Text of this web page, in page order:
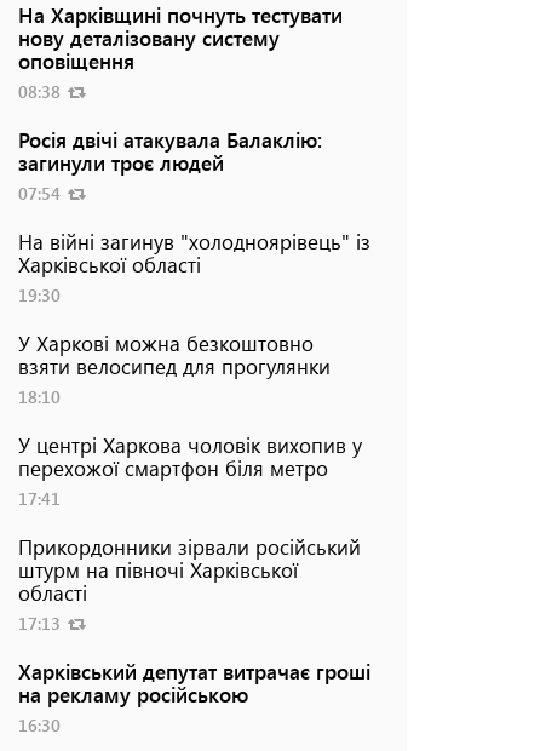
На Харківщині почнуть тестувати
нову деталізовану систему
оповіщення
08:38
Росія двічі атакувала Балаклію:
загинули троє людей
07:54
На війні загинув "холодноярівець" із
Харківської області
19:30
У Харкові можна безкоштовно
взяти велосипед для прогулянки
18:10
У центрі Харкова чоловік вихопив у
перехожої смартфон біля метро
17:41
Прикордонники зірвали російський
штурм на півночі Харківської
області
17:13
Харківський депутат витрачає гроші
на рекламу російською
16:30